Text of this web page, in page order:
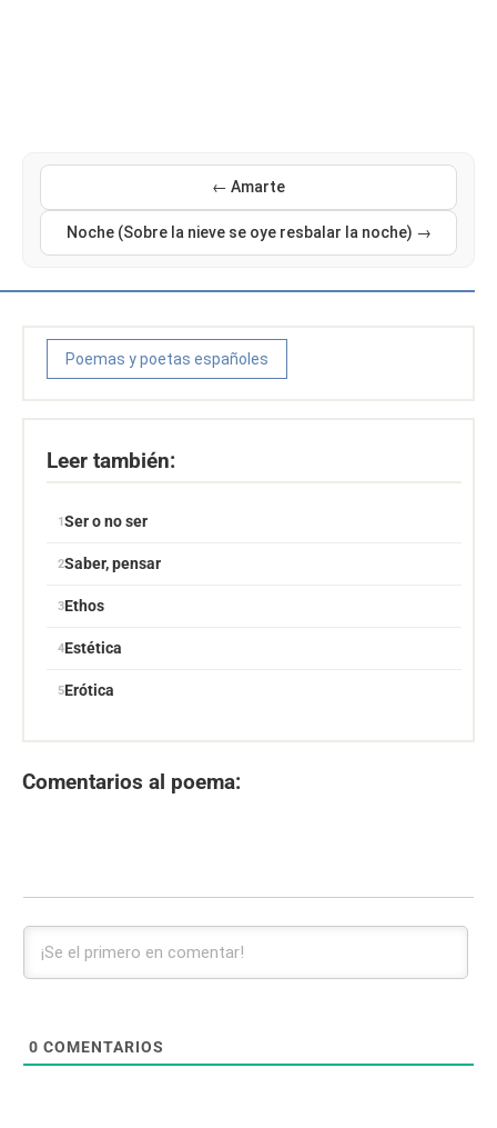
← Amarte
Noche (Sobre la nieve se oye resbalar la noche) →
Poemas y poetas españoles
Leer también:
Ser o no ser
Saber, pensar
Ethos
Estética
Erótica
Comentarios al poema:
0 COMENTARIOS